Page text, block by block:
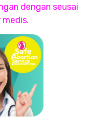
dengan seusai